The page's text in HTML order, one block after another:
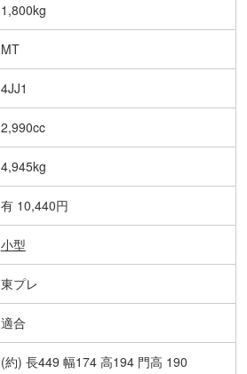
1,800kg
MT
4JJ1
2,990cc
4,945kg
有 10,440円
小型
東プレ
適合
(約) 長449 幅174 高194 門高 190